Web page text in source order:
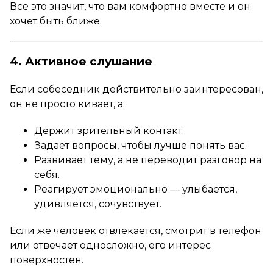
Все это значит, что вам комфортно вместе и он
хочет быть ближе.
4. Активное слушание
Если собеседник действительно заинтересован,
он не просто кивает, а:
Держит зрительный контакт.
Задает вопросы, чтобы лучше понять вас.
Развивает тему, а не переводит разговор на
себя.
Реагирует эмоционально — улыбается,
удивляется, сочувствует.
Если же человек отвлекается, смотрит в телефон
или отвечает односложно, его интерес
поверхностен.